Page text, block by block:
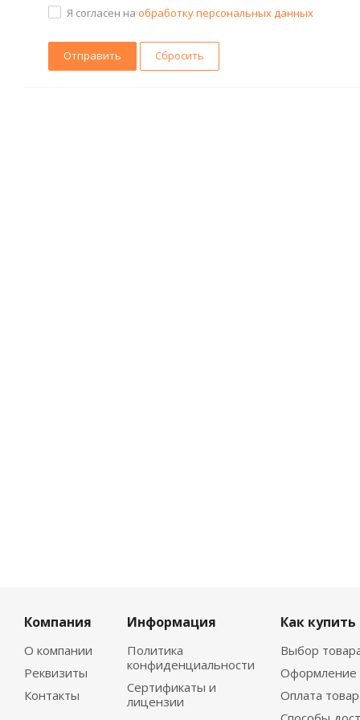
Я согласен на обработку персональных данных
Сбросить
Компания
О компании
Реквизиты
Контакты
Информация
Политика
конфиденциальности
Сертификаты и
лицензии
Как купить
Выбор
Оформление
Оплата